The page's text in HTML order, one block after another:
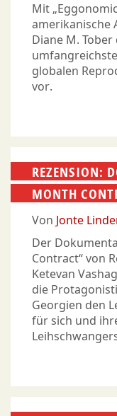
Mit
amerikanische
Diane M.
globalen
vor.
REZENSION:
MONTH
Von Jonte
Der
Contract“ von
Ketevan
die
Georgien den
für sich und